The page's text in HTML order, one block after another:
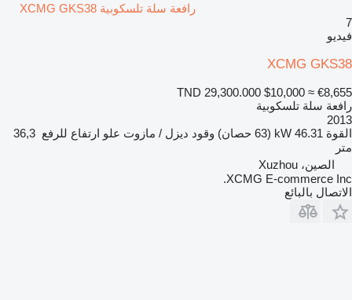
رافعة سلة تلسكوبية XCMG GKS38
7
فيديو
XCMG GKS38
TND 29,300.000 $10,000 ≈ €8,655
رافعة سلة تلسكوبية
2013
القوة 46.31 kW (63 حصان) وقود ديزل / مازوت علو ارتفاع للرفع 36,3
متر
الصين، Xuzhou
XCMG E-commerce Inc.
الاتصال بالبائع